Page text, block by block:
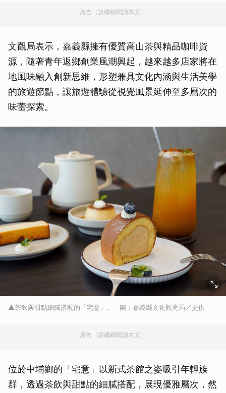
廣告（請繼續閱讀本文）
文觀局表示，嘉義縣擁有優質高山茶與精品咖啡資
源，隨著青年返鄉創業風潮興起，越來越多店家將在
地風味融入創新思維，形塑兼具文化內涵與生活美學
的旅遊節點，讓旅遊體驗從視覺風景延伸至多層次的
味蕾探索。
▲茶飲與甜點細膩搭配的「宅意」。 圖：嘉義縣文化觀光局／提供
廣告（請繼續閱讀本文）
位於中埔鄉的「宅意」以新式茶館之姿吸引年輕族
群，透過茶飲與甜點的細膩搭配，展現優雅層次，然